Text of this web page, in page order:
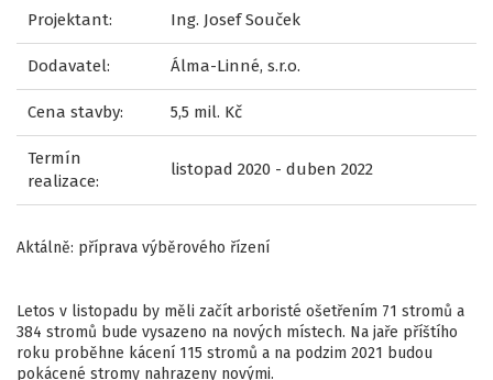
Projektant: Ing. Josef Souček
Dodavatel: Álma-Linné, s.r.o.
Cena stavby: 5,5 mil. Kč
Termín
realizace:
listopad 2020 - duben 2022
Aktálně: příprava výběrového řízení
Letos v listopadu by měli začít arboristé ošetřením 71 stromů a
384 stromů bude vysazeno na nových místech. Na jaře příštího
roku proběhne kácení 115 stromů a na podzim 2021 budou
pokácené stromy nahrazeny novými.